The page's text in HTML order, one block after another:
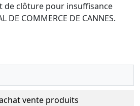
de clôture pour insuffisance
DE COMMERCE DE CANNES.
vente produits